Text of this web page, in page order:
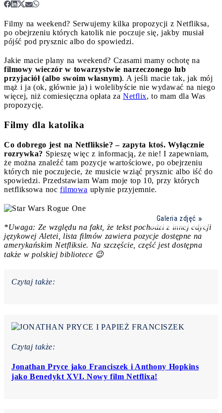
Filmy na weekend? Serwujemy kilka propozycji z Netfliksa,
po obejrzeniu których katolik nie poczuje się, jakby musiał
pójść pod prysznic albo do spowiedzi.
Jakie macie plany na weekend? Czasami mamy ochotę na
filmowy wieczór w towarzystwie narzeczonego lub
przyjaciół (albo swoim własnym). A jeśli macie tak, jak mój
mąż i ja (ok, głównie ja) i wolelibyście nie wydawać na niego
więcej, niż comiesięczna opłata za Netflix, to mam dla Was
propozycję.
Filmy dla katolika
Co dobrego jest na Netfliksie? – zapyta ktoś. Wyłącznie
rozrywka? Spieszę więc z informacją, że nie! I zapewniam,
że można znaleźć tam pozycje wartościowe, po obejrzeniu
których nie poczujecie, że musicie wziąć prysznic albo iść do
spowiedzi. Przedstawiam Wam moje top 10, przy których
netfliksowa noc filmowa upłynie przyjemnie.
Galeria zdjęć
*Uwaga: Ze względu na fakt, że tekst pochodzi z innej edycji
językowej Aletei, lista filmów zawiera pozycje dostępne na
amerykańskim Netfliksie. Na szczęście, część jest dostępna
także w polskiej bibliotece 😉
Czytaj także:
Czytaj także:
Jonathan Pryce jako Franciszek i Anthony Hopkins
jako Benedykt XVI. Nowy film Netflixa!